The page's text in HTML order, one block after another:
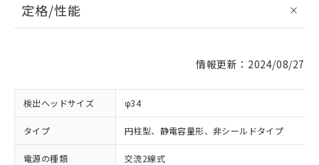
定格/性能
情報更新：2024/08/27
検出ヘッドサイズ φ34
タイプ 円柱型、静電容量形、非シールドタイプ
電源の種類 交流2線式